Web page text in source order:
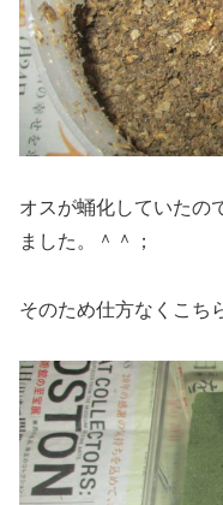
オスが蛹化していたの
ました。＾＾；
そのため仕方なくこち